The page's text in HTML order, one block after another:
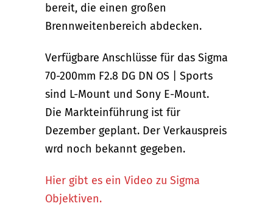
bereit, die einen großen
Brennweitenbereich abdecken.
Verfügbare Anschlüsse für das Sigma
70-200mm F2.8 DG DN OS | Sports
sind L-Mount und Sony E-Mount.
Die Markteinführung ist für
Dezember geplant. Der Verkauspreis
wrd noch bekannt gegeben.
Hier gibt es ein Video zu Sigma
Objektiven.